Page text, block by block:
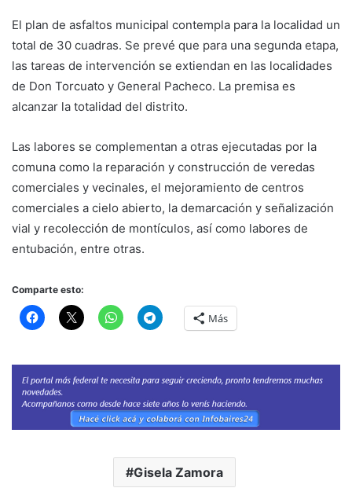
El plan de asfaltos municipal contempla para la localidad un
total de 30 cuadras. Se prevé que para una segunda etapa,
las tareas de intervención se extiendan en las localidades
de Don Torcuato y General Pacheco. La premisa es
alcanzar la totalidad del distrito.
Las labores se complementan a otras ejecutadas por la
comuna como la reparación y construcción de veredas
comerciales y vecinales, el mejoramiento de centros
comerciales a cielo abierto, la demarcación y señalización
vial y recolección de montículos, así como labores de
entubación, entre otras.
Comparte esto:
Más
Gisela Zamora